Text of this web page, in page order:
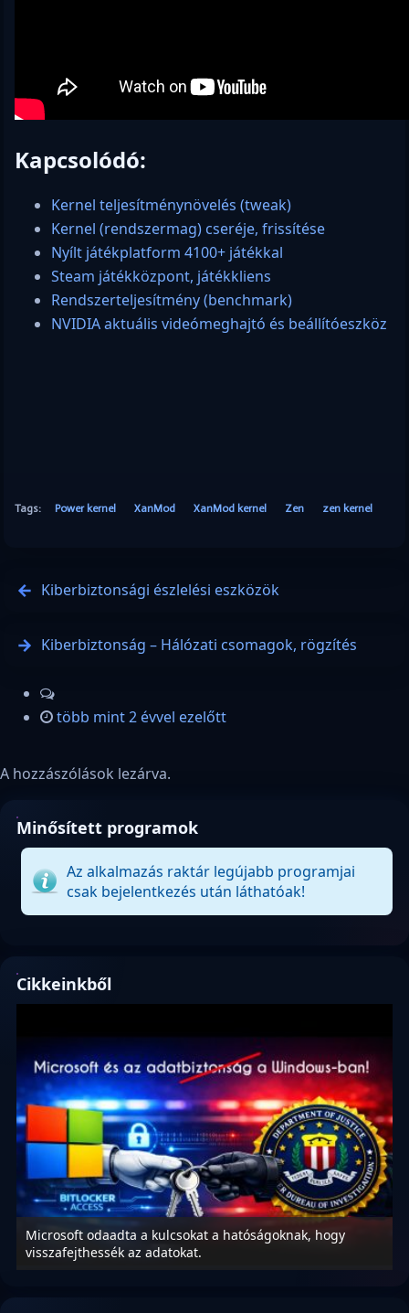
Kapcsolódó:
Kernel teljesítménynövelés (tweak)
Kernel (rendszermag) cseréje, frissítése
Nyílt játékplatform 4100+ játékkal
Steam játékközpont, játékkliens
Rendszerteljesítmény (benchmark)
NVIDIA aktuális videómeghajtó és beállítóeszköz
Tags: Power kernel XanMod XanMod kernel Zen zen kernel
Kiberbiztonsági észlelési eszközök
Kiberbiztonság – Hálózati csomagok, rögzítés
több mint 2 évvel ezelőtt
A hozzászólások lezárva.
Minősített programok
Az alkalmazás raktár legújabb programjai
csak bejelentkezés után láthatóak!
Cikkeinkből
Microsoft odaadta a kulcsokat a hatóságoknak, hogy
visszafejthessék az adatokat.